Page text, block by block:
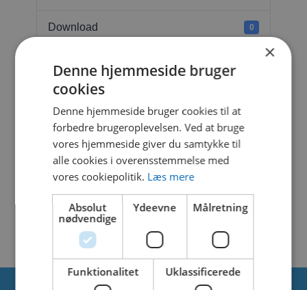
Download 0
File Count
Create Date 27. marts 2025
Last Updated 27. marts 2025
SEA SILHOUETTE
WHALE
×
Denne hjemmeside bruger
cookies
Denne hjemmeside bruger cookies til at
forbedre brugeroplevelsen. Ved at bruge
vores hjemmeside giver du samtykke til
alle cookies i overensstemmelse med
vores cookiepolitik. Læs mere
Absolut
nødvendige
Ydeevne Målretning
Funktionalitet Uklassificerede